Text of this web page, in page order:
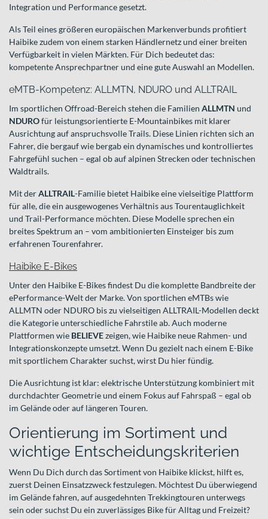
Integration und Performance gesetzt.
Als Teil eines größeren europäischen Markenverbunds profitiert
Haibike zudem von einem starken Händlernetz und einer breiten
Verfügbarkeit in vielen Märkten. Für Dich bedeutet das:
kompetente Ansprechpartner und eine gute Auswahl an Modellen.
eMTB-Kompetenz: ALLMTN, NDURO und ALLTRAIL
Im sportlichen Offroad-Bereich stehen die Familien ALLMTN und
NDUROfür leistungsorientierte E-Mountainbikes mit klarer
Ausrichtung auf anspruchsvolle Trails. Diese Linien richten sich an
Fahrer, die bergauf wie bergab ein dynamisches und kontrolliertes
Fahrgefühl suchen – egal ob auf alpinen Strecken oder technischen
Waldtrails.
Mit derALLTRAIL-Familie bietet Haibike eine vielseitige Plattform
für alle, die ein ausgewogenes Verhältnis aus Tourentauglichkeit
und Trail-Performance möchten. Diese Modelle sprechen ein
breites Spektrum an – vom ambitionierten Einsteiger bis zum
erfahrenen Tourenfahrer.
Haibike E-Bikes
Unter den Haibike E-Bikes findest Du die komplette Bandbreite der
ePerformance-Welt der Marke. Von sportlichen eMTBs wie
ALLMTN oder NDURO bis zu vielseitigen ALLTRAIL-Modellen deckt
die Kategorie unterschiedliche Fahrstile ab. Auch moderne
Plattformen wie BELIEVEzeigen, wie Haibike neue Rahmen- und
Integrationskonzepte umsetzt. Wenn Du gezielt nach einem E-Bike
mit sportlichem Charakter suchst, wirst Du hier fündig.
Die Ausrichtung ist klar: elektrische Unterstützung kombiniert mit
durchdachter Geometrie und einem Fokus auf Fahrspaß – egal ob
im Gelände oder auf längeren Touren.
Orientierung im Sortiment und
wichtige Entscheidungskriterien
Wenn Du Dich durch das Sortiment von Haibike klickst, hilft es,
zuerst Deinen Einsatzzweck festzulegen. Möchtest Du überwiegend
im Gelände fahren, auf ausgedehnten Trekkingtouren unterwegs
sein oder suchst Du ein zuverlässiges Bike für Alltag und Freizeit?